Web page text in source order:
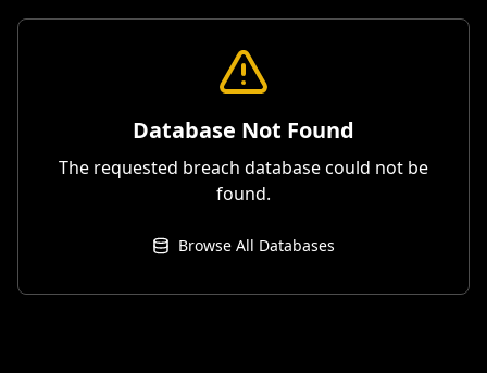
Database Not Found
The requested breach database could not be
found.
Browse All Databases